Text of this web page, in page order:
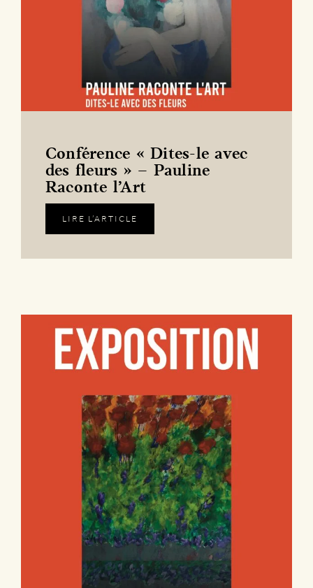
Conférence « Dites-le avec
des fleurs » – Pauline
Raconte l’Art
LIRE L’ARTICLE